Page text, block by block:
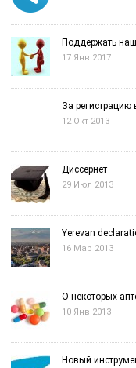
Поддержать
17 Янв 2017
За регистрацию
12 Окт 2013
Диссернет
29 Июл 2013
Yerevan
16 Мар 2013
О некоторых
10 Янв 2013
Новый